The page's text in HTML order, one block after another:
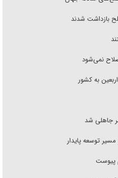
نمی‌شود
جاهلی شد
توسعه پایدار
پیوست